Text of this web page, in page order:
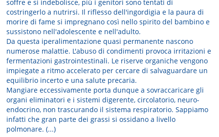
soffre e si indebolisce, più i genitori sono tentati di
costringerlo a nutrirsi. Il riflesso dell'ingordigia e la paura di
morire di fame si impregnano così nello spirito del bambino e
sussistono nell'adolescente e nell'adulto.
Da questa iperalimentazione quasi permanente nascono
numerose malattie. L'abuso di condimenti provoca irritazioni e
fermentazioni gastrointestinali. Le riserve organiche vengono
impiegate a ritmo accelerato per cercare di salvaguardare un
equilibrio incerto e una salute precaria.
Mangiare eccessivamente porta dunque a sovraccaricare gli
organi eliminatori e i sistemi digerente, circolatorio, neuro-
endocrino, non trascurando il sistema respiratorio. Sappiamo
infatti che gran parte dei grassi si ossidano a livello
polmonare. (...)